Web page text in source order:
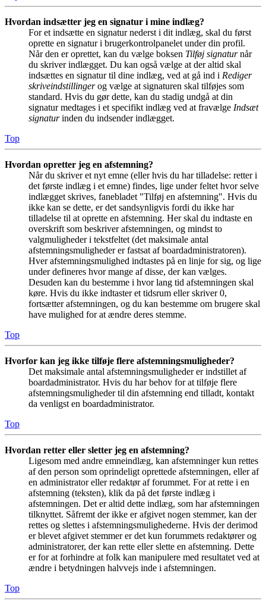
Hvordan indsætter jeg en signatur i mine indlæg?
For et indsætte en signatur nederst i dit indlæg, skal du først
oprette en signatur i brugerkontrolpanelet under din profil.
Når den er oprettet, kan du vælge boksen Tilføj signaturnår
du skriver indlægget. Du kan også vælge at der altid skal
indsættes en signatur til dine indlæg, ved at gå ind i Rediger
skriveindstillingerog vælge at signaturen skal tilføjes som
standard. Hvis du gør dette, kan du stadig undgå at din
signatur medtages i et specifikt indlæg ved at fravælge Indsæt
signaturinden du indsender indlægget.
Top
Hvordan opretter jeg en afstemning?
Når du skriver et nyt emne (eller hvis du har tilladelse: retter i
det første indlæg i et emne) findes, lige under feltet hvor selve
indlægget skrives, fanebladet "Tilføj en afstemning". Hvis du
ikke kan se dette, er det sandsynligvis fordi du ikke har
tilladelse til at oprette en afstemning. Her skal du indtaste en
overskrift som beskriver afstemningen, og mindst to
valgmuligheder i tekstfeltet (det maksimale antal
afstemningsmuligheder er fastsat af boardadministratoren).
Hver afstemningsmulighed indtastes på en linje for sig, og lige
under defineres hvor mange af disse, der kan vælges.
Desuden kan du bestemme i hvor lang tid afstemningen skal
køre. Hvis du ikke indtaster et tidsrum eller skriver 0,
fortsætter afstemningen, og du kan bestemme om brugere skal
have mulighed for at ændre deres stemme.
Top
Hvorfor kan jeg ikke tilføje flere afstemningsmuligheder?
Det maksimale antal afstemningsmuligheder er indstillet af
boardadministrator. Hvis du har behov for at tilføje flere
afstemningsmuligheder til din afstemning end tilladt, kontakt
da venligst en boardadministrator.
Top
Hvordan retter eller sletter jeg en afstemning?
Ligesom med andre emneindlæg, kan afstemninger kun rettes
af den person som oprindeligt oprettede afstemningen, eller af
en administrator eller redaktør af forummet. For at rette i en
afstemning (teksten), klik da på det første indlæg i
afstemningen. Det er altid dette indlæg, som har afstemningen
tilknyttet. Såfremt der ikke er afgivet nogen stemmer, kan der
rettes og slettes i afstemningsmulighederne. Hvis der derimod
er blevet afgivet stemmer er det kun forummets redaktører og
administratorer, der kan rette eller slette en afstemning. Dette
er for at forhindre at folk kan manipulere med resultatet ved at
ændre i betydningen halvvejs inde i afstemningen.
Top